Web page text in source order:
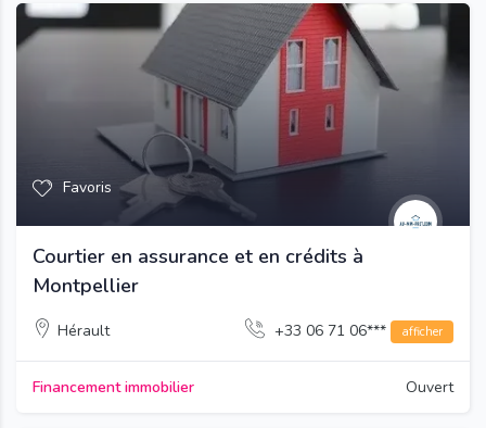
Favoris
Courtier en assurance et en crédits à
Montpellier
Hérault +33 06 71 06*** afficher
Financement immobilier Ouvert